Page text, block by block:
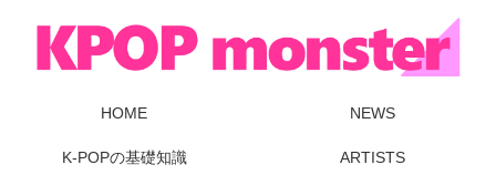
HOME NEWS
K-POPの基礎知識 ARTISTS